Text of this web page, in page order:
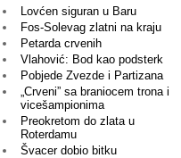
Lovćen siguran u Baru
Fos-Solevag zlatni na kraju
Petarda crvenih
Vlahović: Bod kao podsterk
Pobjede Zvezde i Partizana
„Crveni” sa braniocem trona i
vicešampionima
Preokretom do zlata u
Roterdamu
Švacer dobio bitku